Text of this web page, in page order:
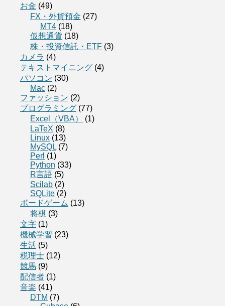
お金 (49)
FX・外貨預金 (27)
MT4 (18)
仮想通貨 (18)
株・投資信託・ETF (3)
カメラ (4)
テキストマイニング (4)
パソコン (30)
Mac (2)
ファッション (2)
プログラミング (77)
Excel（VBA）
(1)
LaTeX (8)
Linux (13)
MySQL (7)
Perl (1)
Python (33)
R言語 (5)
Scilab (2)
SQLite (2)
ボードゲーム (13)
将棋 (3)
文字 (1)
機械学習 (23)
生活 (5)
税理士 (12)
競馬 (9)
配信者 (1)
音楽 (41)
DTM (7)